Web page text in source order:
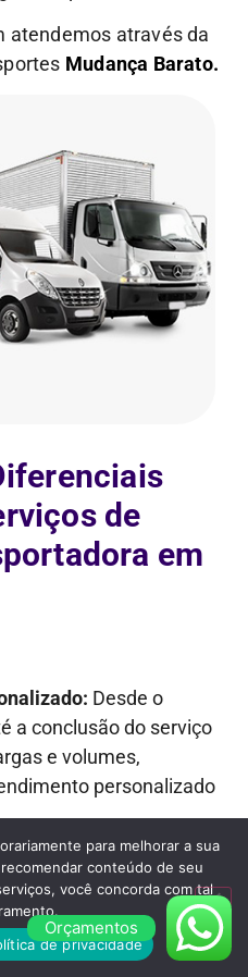
atendemos através da
Mudança Barato.
de
em
Desde o
a conclusão do serviço
e volumes,
personalizado
Nossos
e
que não haja
ao longo do
Orçamentos
para melhorar a sua
conteúdo de seu
você concorda com tal
de privacidade